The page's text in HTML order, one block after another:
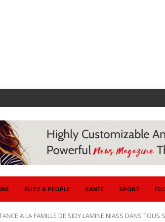
BUZZ & PEOPLE SANTE SPORT
A LA FAMILLE DE SIDY LAMINE NIASS DANS TOUS